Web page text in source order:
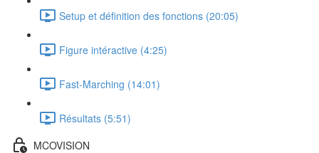
Setup et définition des fonctions (20:05)
Figure intéractive (4:25)
Fast-Marching (14:01)
Résultats (5:51)
MCOVISION